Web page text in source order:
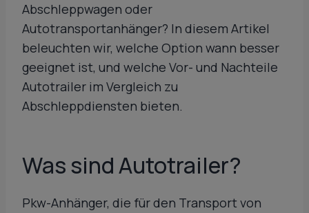
Abschleppwagen oder
Autotransportanhänger? In diesem Artikel
beleuchten wir, welche Option wann besser
geeignet ist, und welche Vor- und Nachteile
Autotrailer im Vergleich zu
Abschleppdiensten bieten.
Was sind Autotrailer?
Pkw-Anhänger, die für den Transport von